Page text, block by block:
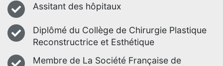
Assitant des hôpitaux
Diplômé du Collège de Chirurgie Plastique
Reconstructrice et Esthétique
Membre de La Société Française de